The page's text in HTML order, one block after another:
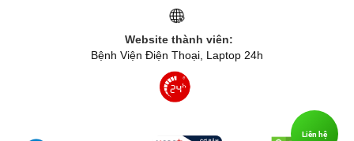
Website thành viên:
Bệnh Viện Điện Thoại, Laptop 24h
Liên hệ